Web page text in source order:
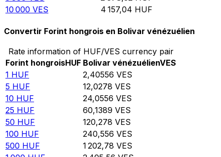
10 000 VES 4 157,04 HUF
Convertir Forint hongrois en Bolivar vénézuélien
Rate information of HUF/VES currency pair
Forint hongroisHUF Bolivar vénézuélienVES
1 HUF 2,40556 VES
5 HUF 12,0278 VES
10 HUF 24,0556 VES
25 HUF 60,1389 VES
50 HUF 120,278 VES
100 HUF 240,556 VES
500 HUF 1 202,78 VES